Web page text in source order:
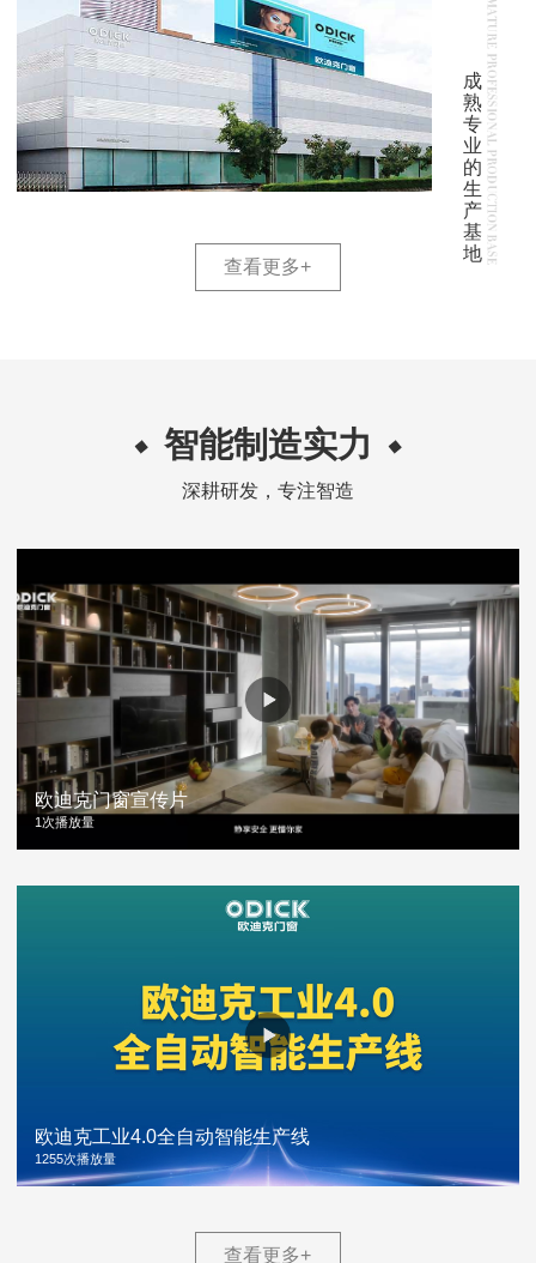
成
熟
专
业
的
生
产
基
地
查看更多+
智能制造实力
深耕研发，专注智造
欧迪克门窗宣传片
1次播放量
欧迪克工业4.0全自动智能生产线
1255次播放量
查看更多+